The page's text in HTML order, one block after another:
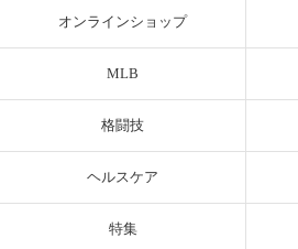
オンラインショップ
MLB
格闘技
ヘルスケア
特集